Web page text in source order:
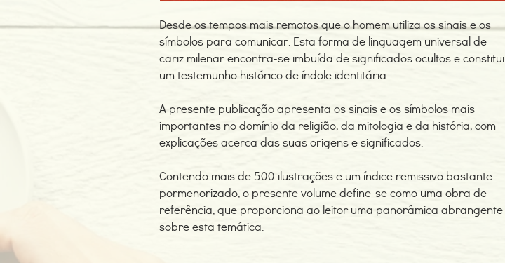
Desde os tempos mais remotos que o homem utiliza os sinais e os
símbolos para comunicar. Esta forma de linguagem universal de
cariz milenar encontra-se imbuída de significados ocultos e constitui
um testemunho histórico de índole identitária.
A presente publicação apresenta os sinais e os símbolos mais
importantes no domínio da religião, da mitologia e da história, com
explicações acerca das suas origens e significados.
Contendo mais de 500 ilustrações e um índice remissivo bastante
pormenorizado, o presente volume define-se como uma obra de
referência, que proporciona ao leitor uma panorâmica abrangente
sobre esta temática.